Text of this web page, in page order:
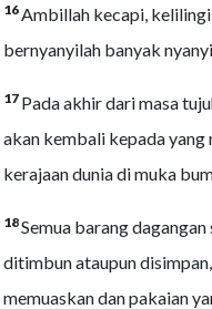
16Ambillah kecapi,
bernyanyilah banyak
17 Pada akhir dari masa
akan kembali kepada yang
kerajaan dunia di muka
18Semua barang
ditimbun ataupun
memuaskan dan pakaian